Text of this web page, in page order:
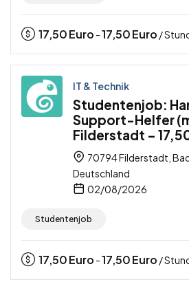
17,50Euro -17,50Euro /
IT & Technik
Studentenjob:
Support-Helfer
Filderstadt –
70794 Filderstadt,
Deutschland
02/08/2026
Studentenjob
17,50Euro -17,50Euro /